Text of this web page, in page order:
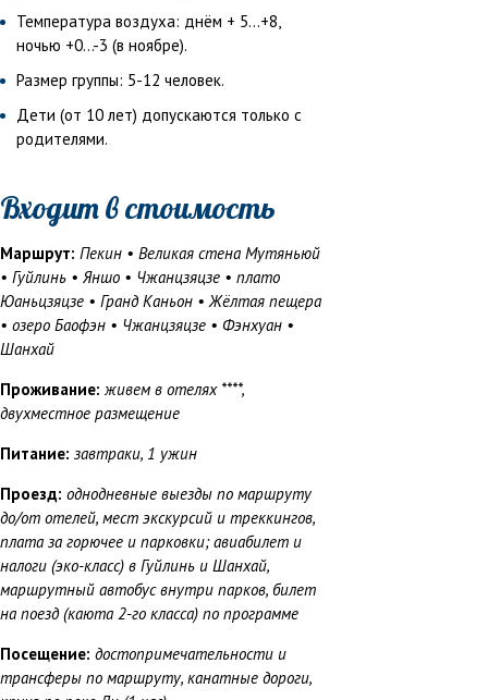
Температура воздуха: днём + 5...+8,
ночью +0...-3 (в ноябре).
Размер группы: 5-12 человек.
Дети (от 10 лет) допускаются только с
родителями.
Входит в стоимость
Маршрут: Пекин • Великая стена Мутяньюй
• Гуйлинь • Яншо • Чжанцзяцзе • плато
Юаньцзяцзе • Гранд Каньон • Жёлтая пещера
• озеро Баофэн • Чжанцзяцзе • Фэнхуан •
Шанхай
Проживание: живем в отелях ****,
двухместное размещение
Питание: завтраки, 1 ужин
Проезд: однодневные выезды по маршруту
до/от отелей, мест экскурсий и треккингов,
плата за горючее и парковки; авиабилет и
налоги (эко-класс) в Гуйлинь и Шанхай,
маршрутный автобус внутри парков, билет
на поезд (каюта 2-го класса) по программе
Посещение: достопримечательности и
трансферы по маршруту, канатные дороги,